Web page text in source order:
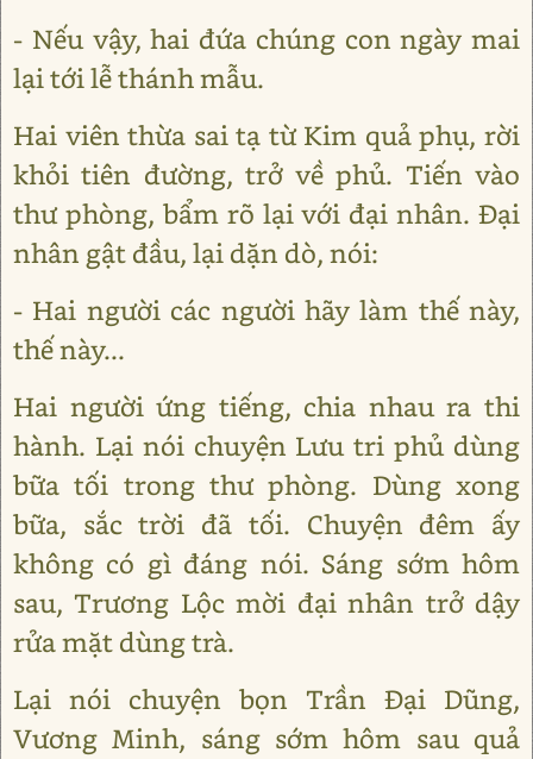
- Nếu vậy, hai đứa chúng con ngày mai
lại tới lễ thánh mẫu.
Hai viên thừa sai tạ từ Kim quả phụ, rời
khỏi tiên đường, trở về phủ. Tiến vào
thư phòng, bẩm rõ lại với đại nhân. Đại
nhân gật đầu, lại dặn dò, nói:
- Hai người các người hãy làm thế này,
thế này...
Hai người ứng tiếng, chia nhau ra thi
hành. Lại nói chuyện Lưu tri phủ dùng
bữa tối trong thư phòng. Dùng xong
bữa, sắc trời đã tối. Chuyện đêm ấy
không có gì đáng nói. Sáng sớm hôm
sau, Trương Lộc mời đại nhân trở dậy
rửa mặt dùng trà.
Lại nói chuyện bọn Trần Đại Dũng,
Vương Minh, sáng sớm hôm sau quả